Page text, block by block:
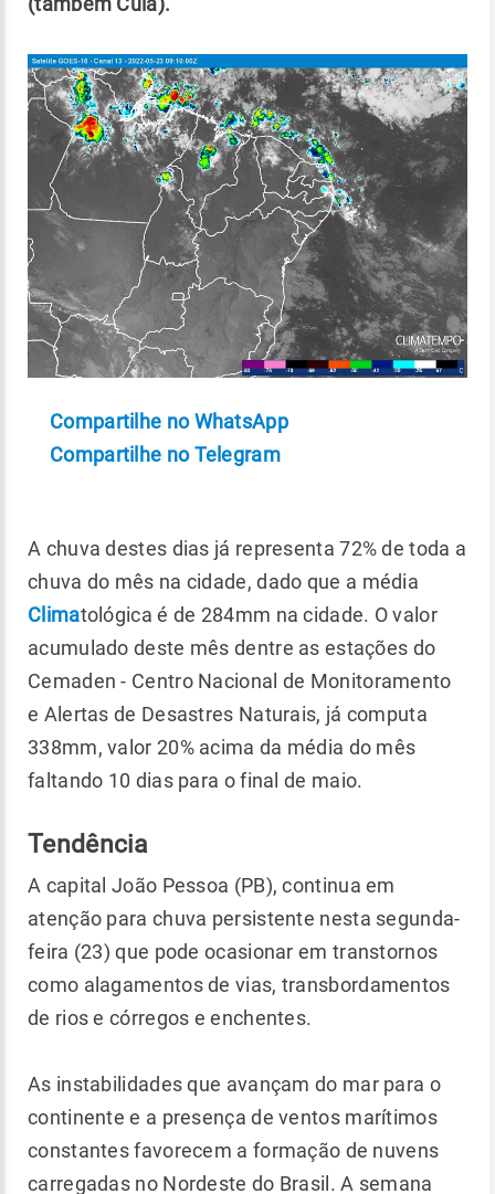
Compartilhe no WhatsApp
Compartilhe no Telegram
A chuva destes dias já representa 72% de toda a
chuva do mês na cidade, dado que a média
Climatológica é de 284mm na cidade. O valor
acumulado deste mês dentre as estações do
Cemaden - Centro Nacional de Monitoramento
e Alertas de Desastres Naturais, já computa
338mm, valor 20% acima da média do mês
faltando 10 dias para o final de maio.
Tendência
A capital João Pessoa (PB), continua em
atenção para chuva persistente nesta segunda-
feira (23) que pode ocasionar em transtornos
como alagamentos de vias, transbordamentos
de rios e córregos e enchentes.
As instabilidades que avançam do mar para o
continente e a presença de ventos marítimos
constantes favorecem a formação de nuvens
carregadas no Nordeste do Brasil. A semana